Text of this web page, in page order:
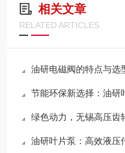
相关文章
RELATED ARTICLES
油研电磁阀的特点与选
节能环保新选择：油研
绿色动力，无锡高压齿
油研叶片泵：高效液压